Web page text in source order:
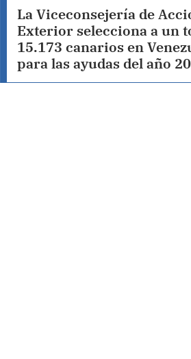
La Viceconsejería de
Exterior selecciona a un
15.173 canarios en
para las ayudas del año